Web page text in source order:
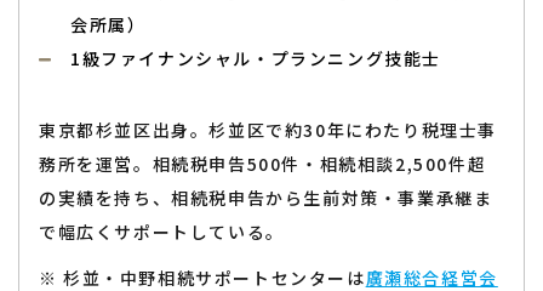
会所属）
1級ファイナンシャル・プランニング技能士
東京都杉並区出身。杉並区で約30年にわたり税理士事
務所を運営。相続税申告500件・相続相談2,500件超
の実績を持ち、相続税申告から生前対策・事業承継ま
で幅広くサポートしている。
杉並・中野相続サポートセンターは廣瀬総合経営会